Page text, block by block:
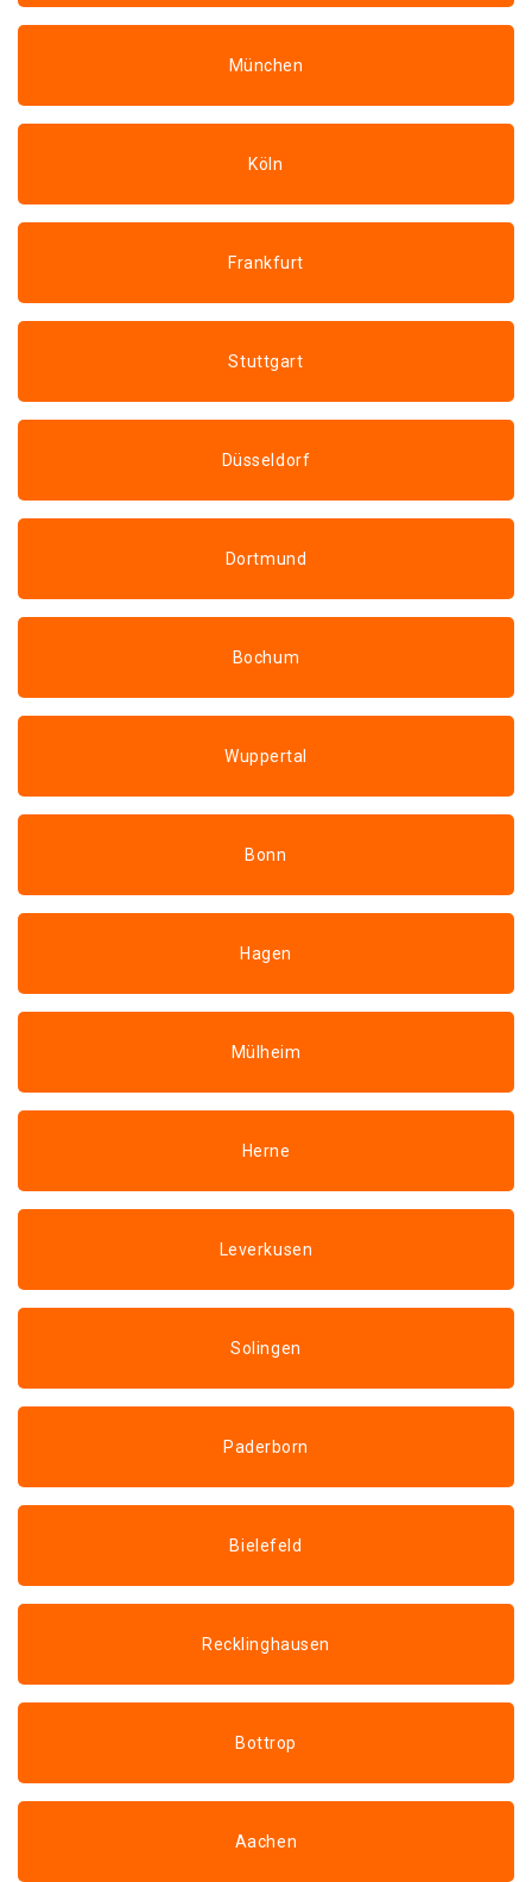
München
Köln
Frankfurt
Stuttgart
Düsseldorf
Dortmund
Bochum
Wuppertal
Bonn
Hagen
Mülheim
Herne
Leverkusen
Solingen
Paderborn
Bielefeld
Recklinghausen
Bottrop
Aachen